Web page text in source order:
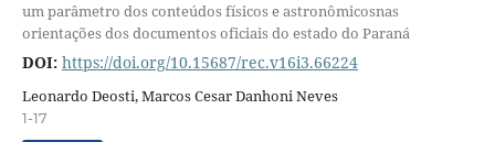
um parâmetro dos conteúdos físicos e astronômicosnas
orientações dos documentos oficiais do estado do Paraná
DOI: https://doi.org/10.15687/rec.v16i3.66224
Leonardo Deosti, Marcos Cesar Danhoni Neves
1-17